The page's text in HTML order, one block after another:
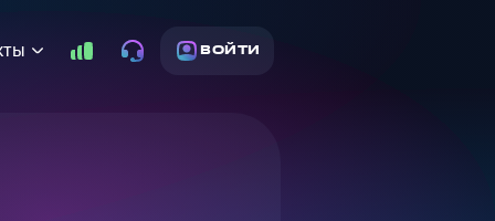
ВОЙТИ